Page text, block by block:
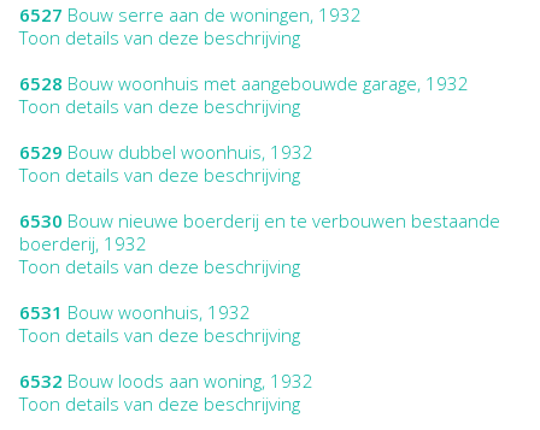
6527 Bouw serre aan de woningen, 1932
Toon details van deze beschrijving
6528 Bouw woonhuis met aangebouwde garage, 1932
Toon details van deze beschrijving
6529 Bouw dubbel woonhuis, 1932
Toon details van deze beschrijving
6530 Bouw nieuwe boerderij en te verbouwen bestaande
boerderij, 1932
Toon details van deze beschrijving
6531 Bouw woonhuis, 1932
Toon details van deze beschrijving
6532 Bouw loods aan woning, 1932
Toon details van deze beschrijving